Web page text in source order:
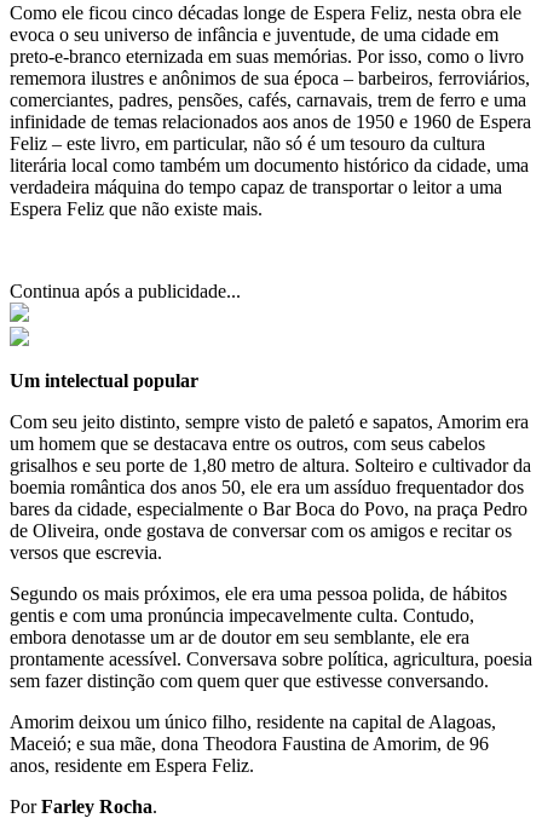
Como ele ficou cinco décadas longe de Espera Feliz, nesta obra ele
evoca o seu universo de infância e juventude, de uma cidade em
preto-e-branco eternizada em suas memórias. Por isso, como o livro
rememora ilustres e anônimos de sua época – barbeiros, ferroviários,
comerciantes, padres, pensões, cafés, carnavais, trem de ferro e uma
infinidade de temas relacionados aos anos de 1950 e 1960 de Espera
Feliz – este livro, em particular, não só é um tesouro da cultura
literária local como também um documento histórico da cidade, uma
verdadeira máquina do tempo capaz de transportar o leitor a uma
Espera Feliz que não existe mais.
Continua após a publicidade...
Um intelectual popular
Com seu jeito distinto, sempre visto de paletó e sapatos, Amorim era
um homem que se destacava entre os outros, com seus cabelos
grisalhos e seu porte de 1,80 metro de altura. Solteiro e cultivador da
boemia romântica dos anos 50, ele era um assíduo frequentador dos
bares da cidade, especialmente o Bar Boca do Povo, na praça Pedro
de Oliveira, onde gostava de conversar com os amigos e recitar os
versos que escrevia.
Segundo os mais próximos, ele era uma pessoa polida, de hábitos
gentis e com uma pronúncia impecavelmente culta. Contudo,
embora denotasse um ar de doutor em seu semblante, ele era
prontamente acessível. Conversava sobre política, agricultura, poesia
sem fazer distinção com quem quer que estivesse conversando.
Amorim deixou um único filho, residente na capital de Alagoas,
Maceió; e sua mãe, dona Theodora Faustina de Amorim, de 96
anos, residente em Espera Feliz.
PorFarley Rocha.